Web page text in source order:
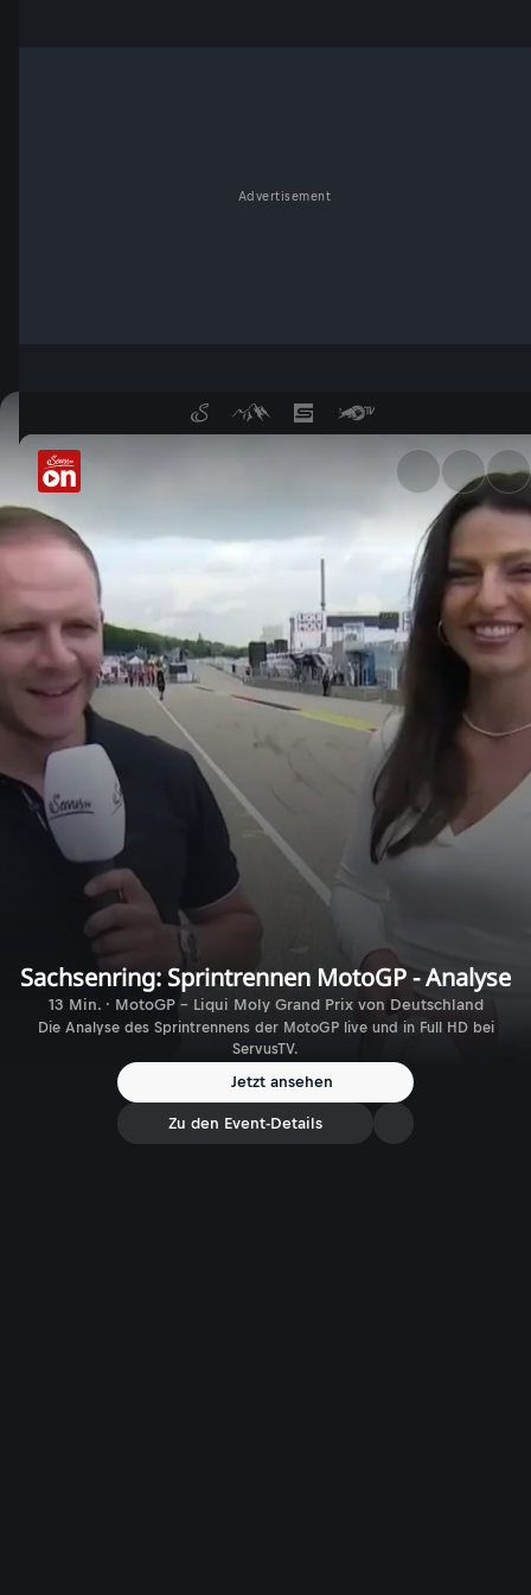
Advertisement
Liqui Moly Grand Prix von
Sachsenring: Sprintrennen MotoGP - Analyse
13 Min. · MotoGP - Liqui Moly Grand Prix von Deutschland
Die Analyse des Sprintrennens der MotoGP live und in Full HD bei
ServusTV.
Jetzt ansehen
Zu den Event-Details